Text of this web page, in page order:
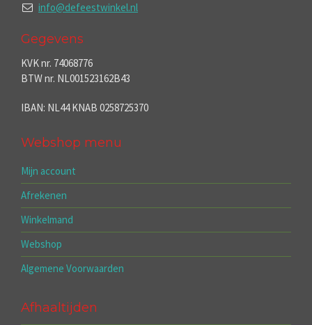
info@defeestwinkel.nl
Gegevens
KVK nr. 74068776
BTW nr. NL001523162B43
IBAN: NL44 KNAB 0258725370
Webshop menu
Mijn account
Afrekenen
Winkelmand
Webshop
Algemene Voorwaarden
Afhaaltijden